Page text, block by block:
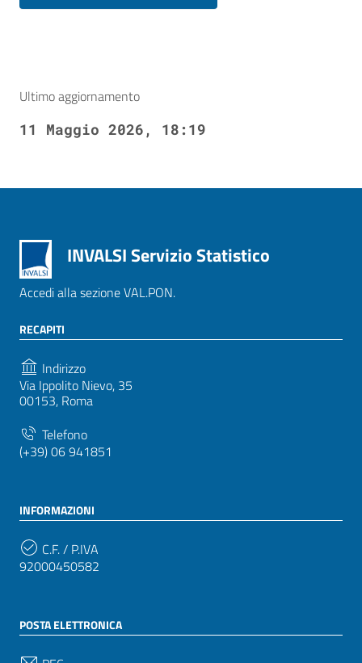
Ultimo aggiornamento
11 Maggio 2026, 18:19
INVALSI Servizio Statistico
Accedi alla sezione VAL.PON.
RECAPITI
Indirizzo
Via Ippolito Nievo, 35
00153, Roma
Telefono
(+39) 06 941851
INFORMAZIONI
C.F. / P.IVA
92000450582
POSTA ELETTRONICA